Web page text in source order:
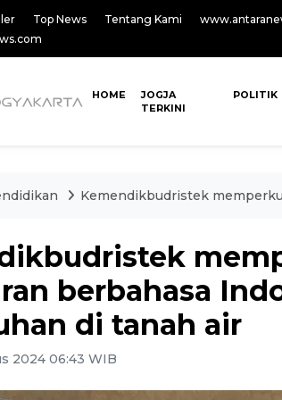
Top News Tentang Kami
HOME
JOGJA
TERKINI
POLITIK
Kemendikbudristek
berbahasa
di tanah air
2024 06:43 WIB